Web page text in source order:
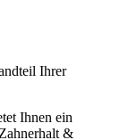
Ihrer
Ihnen ein
&